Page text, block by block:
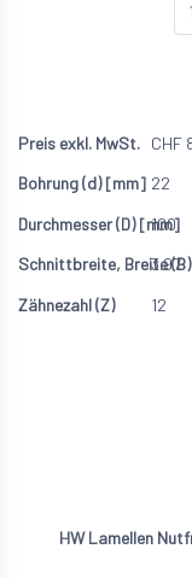
CHF
22
100
3.97
12
HW Lamellen